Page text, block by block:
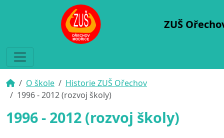
ZUŠ
O škole
Historie ZUŠ Ořechov
1996 - 2012 (rozvoj školy)
1996 - 2012 (rozvoj školy)